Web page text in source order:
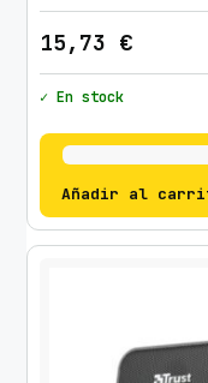
15,73 €
✓ En stock
Añadir al